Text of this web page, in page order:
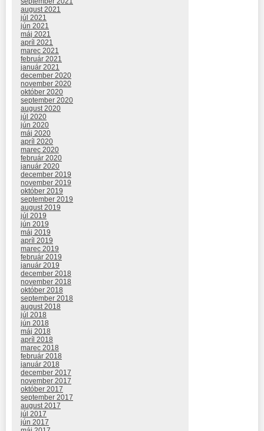
august 2021
júl 2021
jún 2021
máj 2021
apríl 2021
marec 2021
február 2021
január 2021
december 2020
november 2020
október 2020
september 2020
august 2020
júl 2020
jún 2020
máj 2020
apríl 2020
marec 2020
február 2020
január 2020
december 2019
november 2019
október 2019
september 2019
august 2019
júl 2019
jún 2019
máj 2019
apríl 2019
marec 2019
február 2019
január 2019
december 2018
november 2018
október 2018
september 2018
august 2018
júl 2018
jún 2018
máj 2018
apríl 2018
marec 2018
február 2018
január 2018
december 2017
november 2017
október 2017
september 2017
august 2017
júl 2017
jún 2017